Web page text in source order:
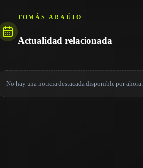
TOMÁS ARAÚJO
Actualidad relacionada
No hay una noticia destacada disponible por ahora.